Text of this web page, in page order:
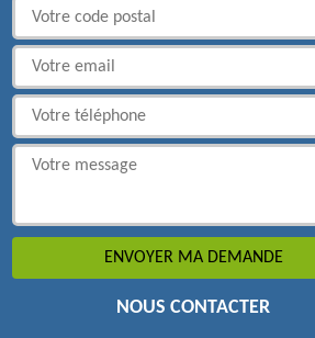
NOUS CONTACTER